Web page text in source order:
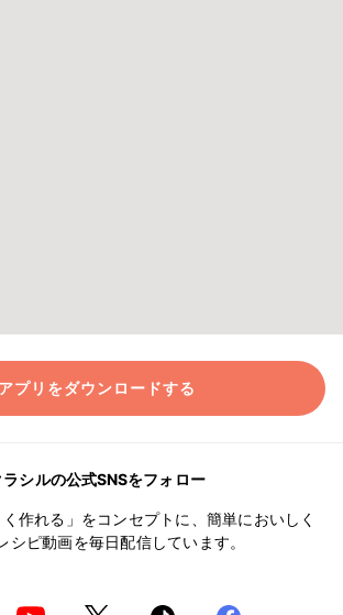
アプリをダウンロードする
ラシルの公式SNSをフォロー
く作れる」をコンセプトに、簡単においしく
シピ動画を毎日配信しています。